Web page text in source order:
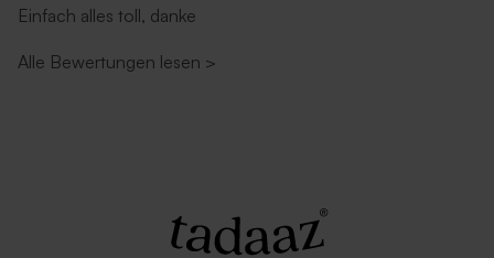
Einfach alles toll, danke
Alle Bewertungen lesen >